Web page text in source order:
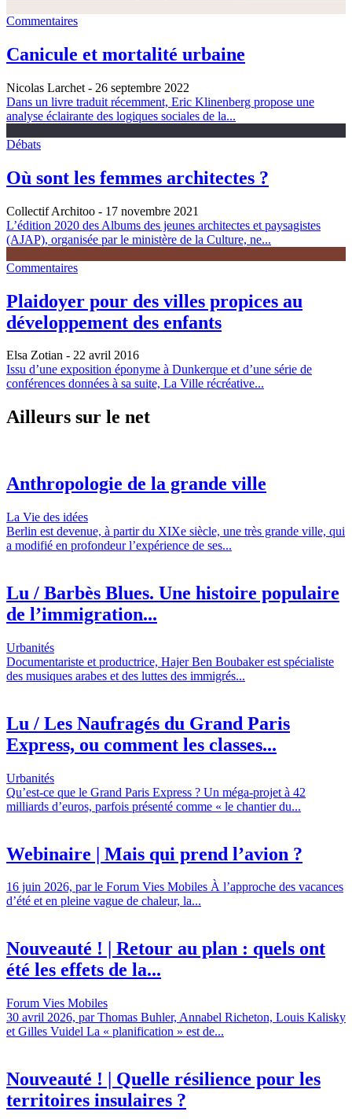
Commentaires
Canicule et mortalité urbaine
Nicolas Larchet - 26 septembre 2022
Dans un livre traduit récemment, Eric Klinenberg propose une
analyse éclairante des logiques sociales de la...
Débats
Où sont les femmes architectes ?
Collectif Architoo - 17 novembre 2021
L’édition 2020 des Albums des jeunes architectes et paysagistes
(AJAP), organisée par le ministère de la Culture, ne...
Commentaires
Plaidoyer pour des villes propices au
développement des enfants
Elsa Zotian - 22 avril 2016
Issu d’une exposition éponyme à Dunkerque et d’une série de
conférences données à sa suite, La Ville récréative...
Ailleurs sur le net
Anthropologie de la grande ville
La Vie des idées
Berlin est devenue, à partir du XIXe siècle, une très grande ville, qui
a modifié en profondeur l’expérience de ses...
Lu / Barbès Blues. Une histoire populaire
de l’immigration...
Urbanités
Documentariste et productrice, Hajer Ben Boubaker est spécialiste
des musiques arabes et des luttes des immigrés...
Lu / Les Naufragés du Grand Paris
Express, ou comment les classes...
Urbanités
Qu’est-ce que le Grand Paris Express ? Un méga-projet à 42
milliards d’euros, parfois présenté comme « le chantier du...
Webinaire | Mais qui prend l’avion ?
16 juin 2026, par le Forum Vies Mobiles À l’approche des vacances
d’été et en pleine vague de chaleur, la...
Nouveauté ! | Retour au plan : quels ont
été les effets de la...
Forum Vies Mobiles
30 avril 2026, par Thomas Buhler, Annabel Richeton, Louis Kalisky
et Gilles Vuidel La « planification » est de...
Nouveauté ! | Quelle résilience pour les
territoires insulaires ?